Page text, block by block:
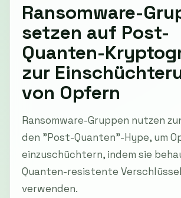
Ransomware-
setzen auf Post-
Quanten-
zur
von Opfern
Ransomware-Gruppen nutzen
den "Post-Quanten"-Hype, um
einzuschüchtern, indem sie
Quanten-resistente
verwenden.